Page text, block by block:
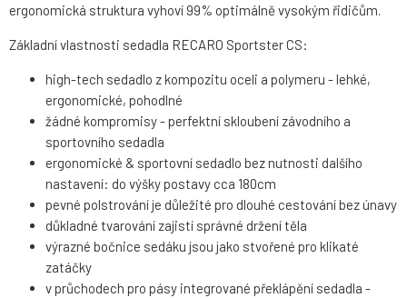
ergonomická struktura vyhoví 99% optimálně vysokým řidičům.
Základní vlastnosti sedadla RECARO Sportster CS:
high-tech sedadlo z kompozitu oceli a polymeru - lehké,
ergonomické, pohodlné
žádné kompromisy - perfektní skloubení závodního a
sportovního sedadla
ergonomické & sportovní sedadlo bez nutnosti dalšího
nastavení: do výšky postavy cca 180cm
pevné polstrování je důležité pro dlouhé cestování bez únavy
důkladné tvarování zajistí správné držení těla
výrazné bočnice sedáku jsou jako stvořené pro klikaté
zatáčky
v průchodech pro pásy integrované překlápění sedadla -